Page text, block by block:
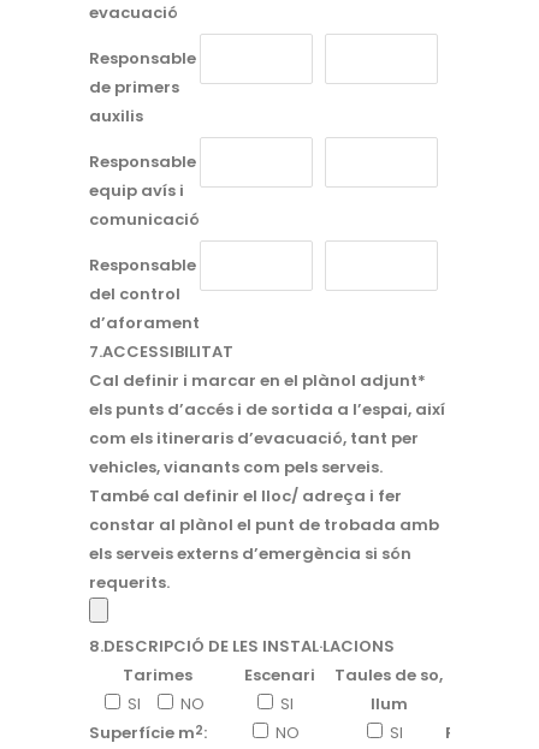
evacuació
Responsable
de primers
auxilis
Responsable
equip avís i
comunicació
Responsable
del control
d’aforament
7.ACCESSIBILITAT
Cal definir i marcar en el plànol adjunt*
els punts d’accés i de sortida a l’espai, així
com els itineraris d’evacuació, tant per
vehicles, vianants com pels serveis.
També cal definir el lloc/ adreça i fer
constar al plànol el punt de trobada amb
els serveis externs d’emergència si són
requerits.
8.DESCRIPCIÓ DE LES INSTAL·LACIONS
Tarimes
SI
NO
Superfície m2:
Escenari
SI
NO
Taules de so,
llum
SI
Potència